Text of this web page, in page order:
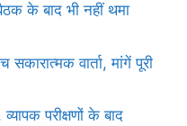
के बाद भी नहीं थमा
वार्ता, मांगें पूरी
परीक्षणों के बाद